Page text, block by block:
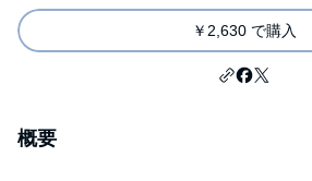
￥2,630 で購入
概要